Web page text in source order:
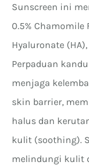
Sunscreen ini
0.5% Chamomile
Hyaluronate
Perpaduan
menjaga
skin barrier,
halus dan
kulit (soothing).
melindungi kulit